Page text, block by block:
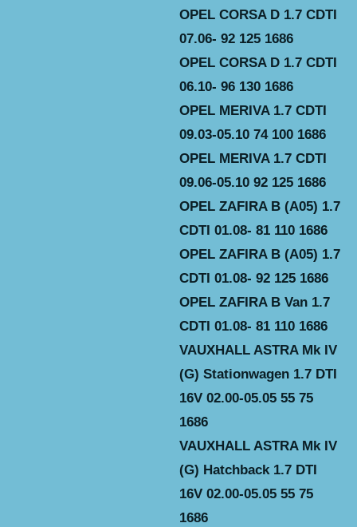
OPEL CORSA D 1.7 CDTI
07.06- 92 125 1686
OPEL CORSA D 1.7 CDTI
06.10- 96 130 1686
OPEL MERIVA 1.7 CDTI
09.03-05.10 74 100 1686
OPEL MERIVA 1.7 CDTI
09.06-05.10 92 125 1686
OPEL ZAFIRA B (A05) 1.7
CDTI 01.08- 81 110 1686
OPEL ZAFIRA B (A05) 1.7
CDTI 01.08- 92 125 1686
OPEL ZAFIRA B Van 1.7
CDTI 01.08- 81 110 1686
VAUXHALL ASTRA Mk IV
(G) Stationwagen 1.7 DTI
16V 02.00-05.05 55 75
1686
VAUXHALL ASTRA Mk IV
(G) Hatchback 1.7 DTI
16V 02.00-05.05 55 75
1686